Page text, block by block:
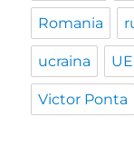
Romania
ucraina UE
Victor Ponta